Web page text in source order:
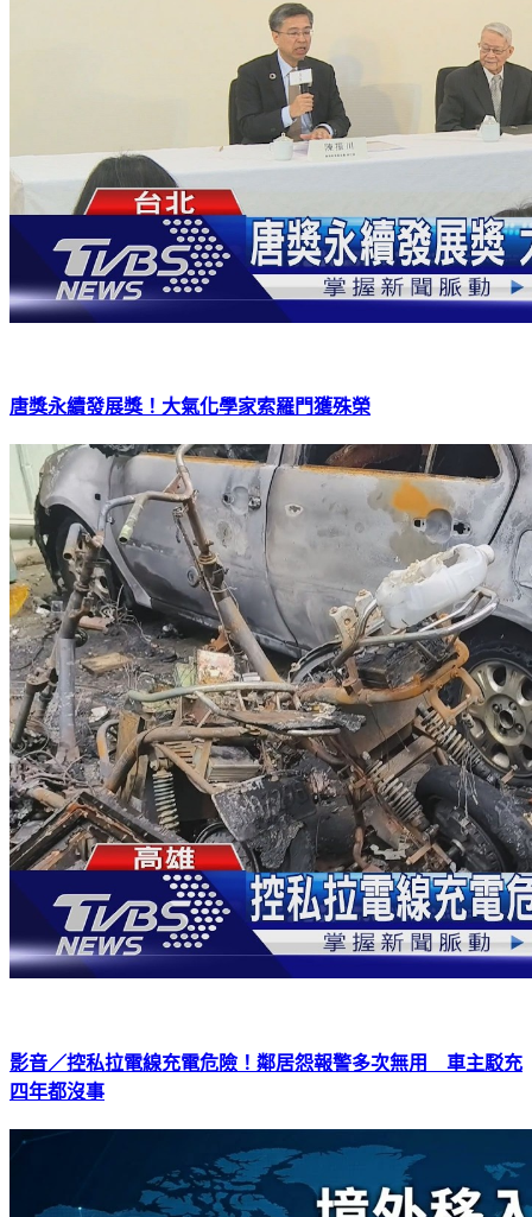
唐獎永續發展獎！大氣化學家索羅門獲殊榮
影音／控私拉電線充電危險！鄰居怨報警多次無用 車主駁充
四年都沒事